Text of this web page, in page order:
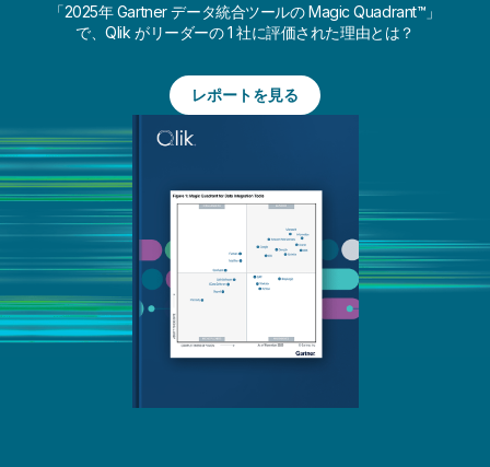
「2025年 Gartner データ統合ツールの Magic Quadrant™」
で、Qlik がリーダーの 1 社に評価された理由とは？
レポートを見る